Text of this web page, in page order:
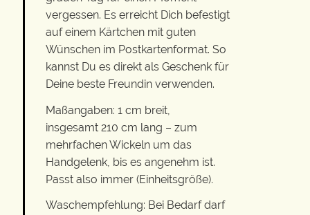
vergessen. Es erreicht Dich befestigt
auf einem Kärtchen mit guten
Wünschen im Postkartenformat. So
kannst Du es direkt als Geschenk für
Deine beste Freundin verwenden.
Maßangaben: 1 cm breit,
insgesamt 210 cm lang – zum
mehrfachen Wickeln um das
Handgelenk, bis es angenehm ist.
Passt also immer (Einheitsgröße).
Waschempfehlung: Bei Bedarf darf